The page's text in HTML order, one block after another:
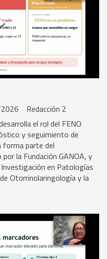
Redacción 2
el rol del FENO
y seguimiento de
forma parte del
la Fundación GANOA, y
en Patologías
Otorrinolaringología y la